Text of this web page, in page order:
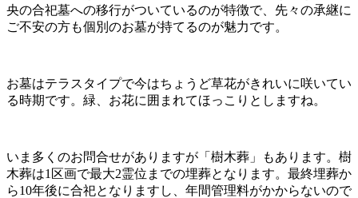
央の合祀墓への移行がついているのが特徴で、先々の承継に
ご不安の方も個別のお墓が持てるのが魅力です。
お墓はテラスタイプで今はちょうど草花がきれいに咲いてい
る時期です。緑、お花に囲まれてほっこりとしますね。
いま多くのお問合せがありますが「樹木葬」もあります。樹
木葬は1区画で最大2霊位までの埋葬となります。最終埋葬か
ら10年後に合祀となりますし、年間管理料がかからないので